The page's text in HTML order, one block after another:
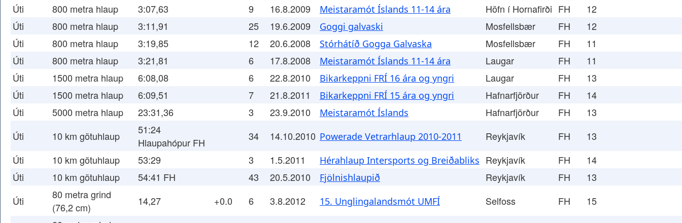
Úti
800 metra hlaup 3:07,63 9 16.8.2009 Meistaramót Íslands 11-14 ára Höfn í Hornafirði FH
12
Úti
800 metra hlaup 3:11,91 25 19.6.2009 Goggi galvaski Mosfellsbær FH
12
Úti
800 metra hlaup 3:19,85 12 20.6.2008 Stórhátíð Gogga Galvaska Mosfellsbær FH
11
Úti
800 metra hlaup 3:21,81 6 17.8.2008 Meistaramót Íslands 11-14 ára Laugar FH
11
Úti
1500 metra hlaup 6:08,08 6 22.8.2010 Bikarkeppni FRÍ 16 ára og yngri Laugar FH
13
Úti
1500 metra hlaup 6:09,51 7 21.8.2011 Bikarkeppni FRÍ 15 ára og yngri Hafnarfjörður FH
14
Úti
5000 metra hlaup 23:31,36 3 23.9.2010 Meistaramót Íslands Hafnarfjörður FH
13
Úti
10 km götuhlaup
51:24
Hlaupahópur FH
34 14.10.2010 Powerade Vetrarhlaup 2010-2011 Reykjavík FH
13
Úti
10 km götuhlaup 53:29 3 1.5.2011 Hérahlaup Intersports og Breiðabliks Reykjavík FH
14
Úti
10 km götuhlaup 54:41 FH 43 20.5.2010 Fjölnishlaupið Reykjavík FH
13
Úti
80 metra grind
(76,2 cm)
14,27 +0.0 6 3.8.2012 15. Unglingalandsmót UMFÍ Selfoss FH 15